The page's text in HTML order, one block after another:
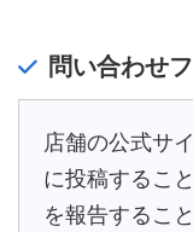
問い合わせ
店舗の公式サ
に投稿するこ
を報告するこ